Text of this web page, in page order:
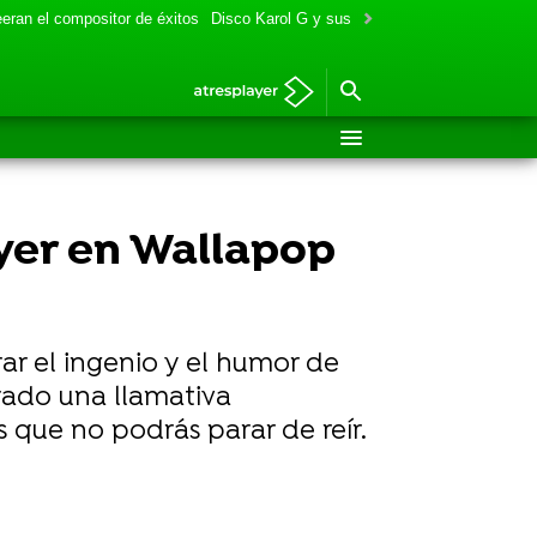
el compositor de éxitos Disco Karol G y sus colaboraciones
en Wallapop
el ingenio y el humor de
una llamativa
no podrás parar de reír.